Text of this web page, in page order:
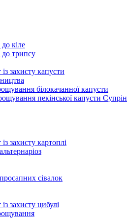
до кіле
до трипсу
захисту капусти
білокачанної капусти
пекінської капусти
захисту картоплі
сівалок
захисту цибулі